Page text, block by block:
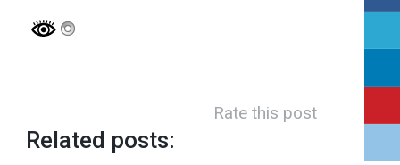
Rate this post
Related posts: